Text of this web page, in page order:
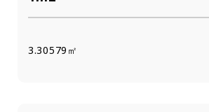
3.30579㎡